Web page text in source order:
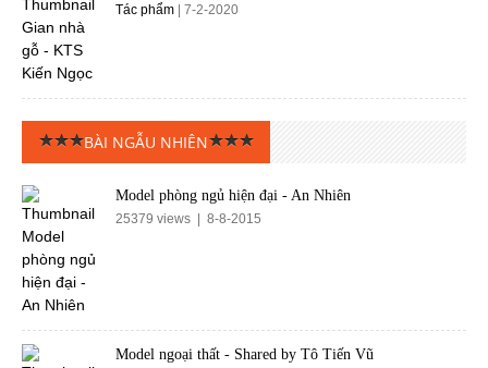
Tác phẩm | 7-2-2020
BÀI NGẪU NHIÊN
Model phòng ngủ hiện đại - An Nhiên
25379 views | 8-8-2015
Model ngoại thất - Shared by Tô Tiến Vũ